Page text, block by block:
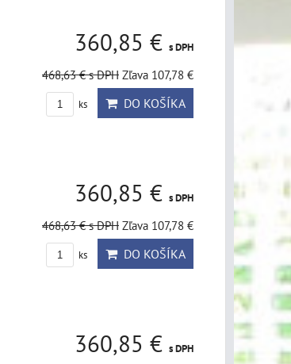
360,85 € s DPH
468,63 €s DPH Zľava 107,78 €
ks DO KOŠÍKA
360,85 € s DPH
468,63 €s DPH Zľava 107,78 €
ks DO KOŠÍKA
360,85 € s DPH